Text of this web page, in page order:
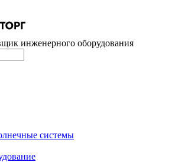
инженерного оборудования
системы